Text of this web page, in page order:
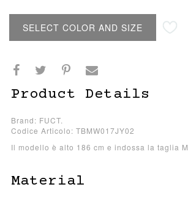
SELECT COLOR AND SIZE
Product Details
Brand: FUCT.
Codice Articolo: TBMW017JY02
Il modello è alto 186 cm e indossa la taglia M.
Material